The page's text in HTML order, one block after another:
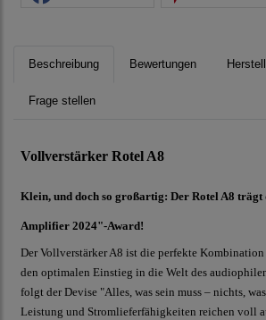
Beschreibung Bewertungen
Frage stellen
Vollverstärker Rotel A8
Klein, und doch so großartig: Der Rotel A8 trägt
Amplifier 2024"-Award!
Der Vollverstärker A8 ist die perfekte
den optimalen Einstieg in die Welt des
folgt der Devise "Alles, was sein muss – nichts,
Leistung und Stromlieferfähigkeiten reichen voll